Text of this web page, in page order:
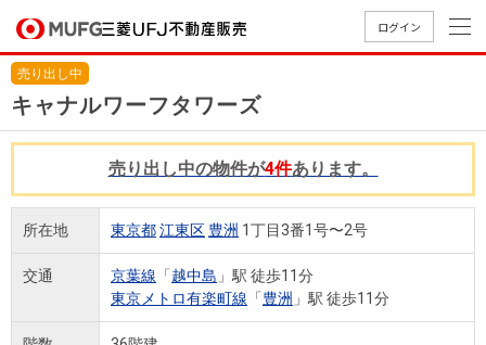
ログイン
買いたいTOP
売りたいTOP
店舗案内TOP
会社情報TOP
採用情報TOP
買いたい
売りたい
店舗案内
会社情報
売り出し中
キャナルワーフタワーズ
売り出し中の物件が4件あります。
所在地 東京都江東区 豊洲 1丁目3番1号〜2号
交通 京葉線 「越中島 」駅 徒歩11分
東京メトロ有楽町線 「豊洲 」駅 徒歩11分